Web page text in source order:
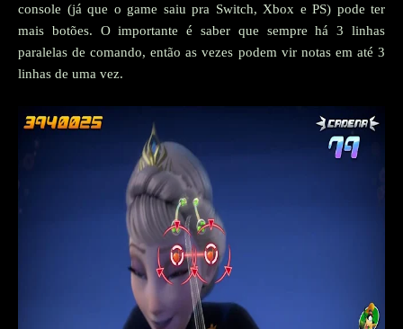
console (já que o game saiu pra Switch, Xbox e PS) pode ter
mais botões. O importante é saber que sempre há 3 linhas
paralelas de comando, então as vezes podem vir notas em até 3
linhas de uma vez.